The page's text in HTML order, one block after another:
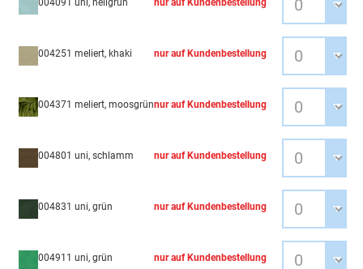
004091 uni, hellgrün nur auf Kundenbestellung
004251 meliert, khaki nur auf Kundenbestellung
004371 meliert, moosgrünnur auf Kundenbestellung
004801 uni, schlamm nur auf Kundenbestellung
004831 uni, grün nur auf Kundenbestellung
004911 uni, grün nur auf Kundenbestellung